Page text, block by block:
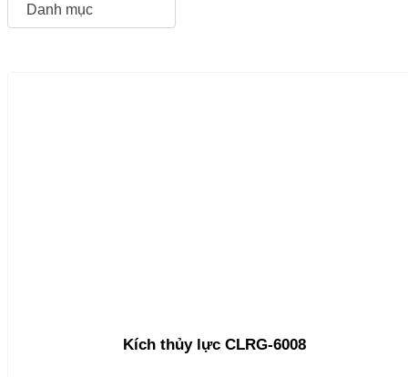
Danh mục
Kích thủy lực CLRG-6008